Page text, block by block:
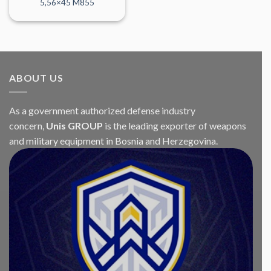
5,56×45 M855
ABOUT US
As a government authorized defense industry
concern, Unis GROUP is the leading exporter of weapons
and military equipment in Bosnia and Herzegovina.